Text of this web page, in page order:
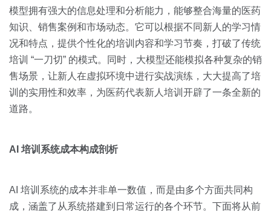
模型拥有强大的信息处理和分析能力，能够整合海量的医药
知识、销售案例和市场动态。它可以根据不同新人的学习情
况和特点，提供个性化的培训内容和学习节奏，打破了传统
培训 “一刀切” 的模式。同时，大模型还能模拟各种复杂的销
售场景，让新人在虚拟环境中进行实战演练，大大提高了培
训的实用性和效率，为医药代表新人培训开辟了一条全新的
道路。
AI 培训系统成本构成剖析
AI 培训系统的成本并非单一数值，而是由多个方面共同构
成，涵盖了从系统搭建到日常运行的各个环节。下面将从前